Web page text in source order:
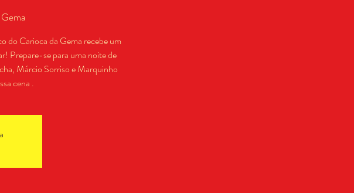
do Carioca da Gema recebe um
Prepare-se para uma noite de
Márcio Sorriso e Marquinho
cena .